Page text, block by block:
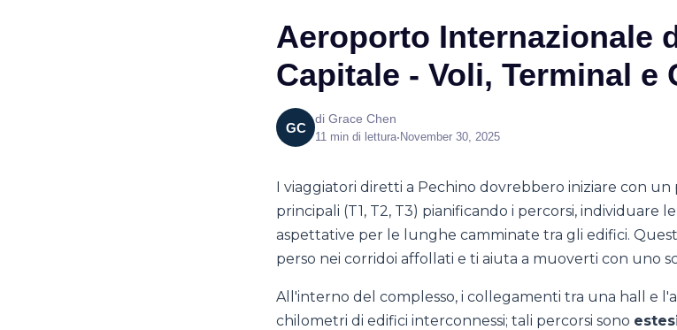
Aeroporto Internazionale
Capitale - Voli, Terminal e
GC
di Grace Chen
11 min di lettura•November 30, 2025
I viaggiatori diretti a Pechino dovrebbero iniziare con un
principali (T1, T2, T3) pianificando i percorsi, individuare
aspettative per le lunghe camminate tra gli edifici.
perso nei corridoi affollati e ti aiuta a muoverti con uno
All'interno del complesso, i collegamenti tra una hall e
chilometri di edifici interconnessi; tali percorsi sono